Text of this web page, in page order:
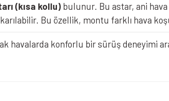
(kısa kollu) bulunur. Bu astar, ani
Bu özellik, montu farklı hava
havalarda konforlu bir sürüş deneyimi